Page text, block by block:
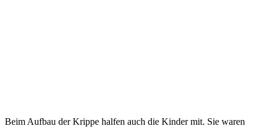
Beim Aufbau der Krippe halfen auch die Kinder mit. Sie waren